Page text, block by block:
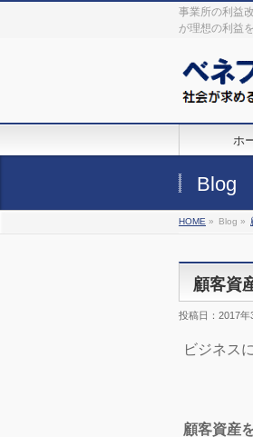
事業所の利益
が理想の利益
ホ
Blog
HOME » Blog »
顧客資
投稿日：2017年
ビジネス
顧客資産